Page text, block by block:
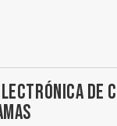
DE